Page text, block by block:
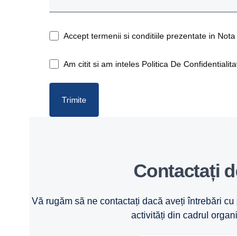
Accept termenii si conditiile prezentate in Nota
Am citit si am inteles Politica De
Trimite
Contactați
Vă rugăm să ne contactați dacă aveți întrebări
activități din cadrul